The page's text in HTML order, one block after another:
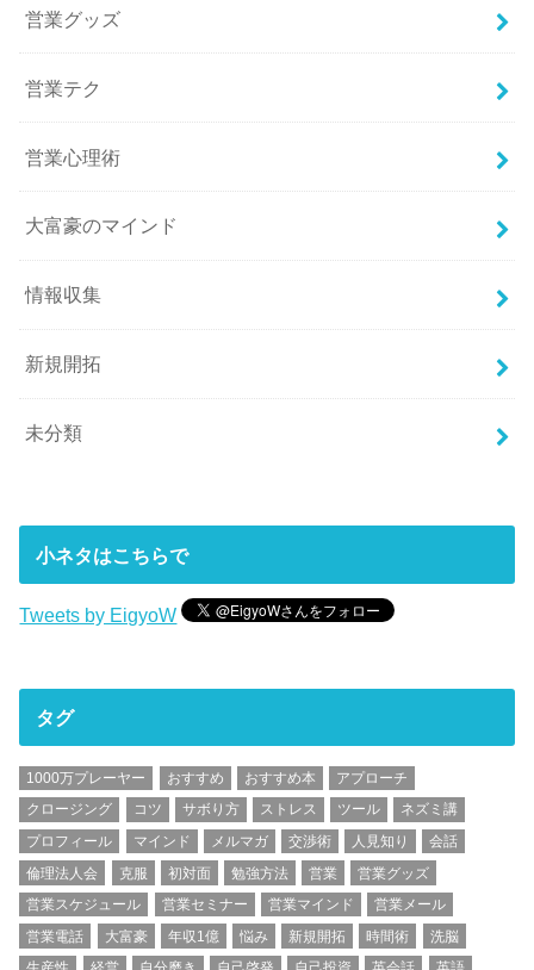
営業グッズ
営業テク
営業心理術
大富豪のマインド
情報収集
新規開拓
未分類
小ネタはこちらで
Tweets by EigyoW
タグ
1000万プレーヤー おすすめ おすすめ本
アプローチ
クロージング
コツ サボり方 ストレス ツール
ネズミ講
プロフィール
マインド メルマガ 交渉術 人見知り
会話
倫理法人会
克服 初対面 勉強方法 営業
営業グッズ
営業スケジュール
営業セミナー 営業マインド
営業メール
営業電話
大富豪 年収1億 悩み 新規開拓 時間術
洗脳